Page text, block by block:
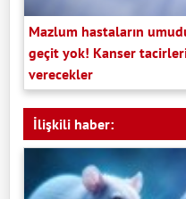
Mazlum hastaların
geçit yok! Kanser
verecekler
İlişkili haber: